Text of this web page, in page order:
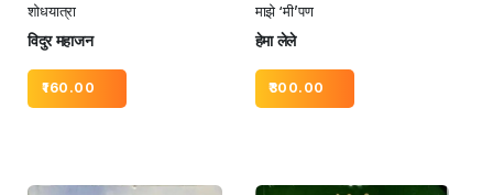
शोधयात्रा
विदुर महाजन
160.00
माझे ‘मी’पण
हेमा लेले
300.00